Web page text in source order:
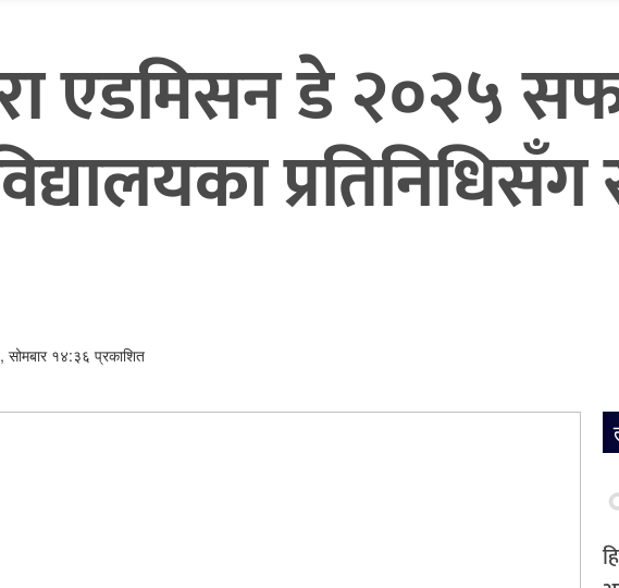
एडमिसन डे २०२५
प्रतिनिधिसँग
१४:३६ प्रकाशित